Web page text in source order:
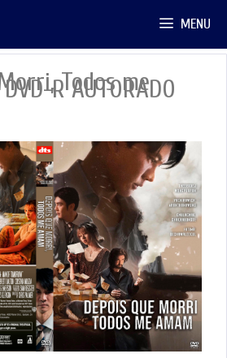
MENU
Todos me
R AUTORADO